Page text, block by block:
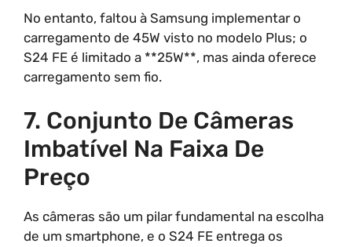
No entanto, faltou à Samsung implementar o
carregamento de 45W visto no modelo Plus; o
S24 FE é limitado a **25W**, mas ainda oferece
carregamento sem fio.
7. Conjunto De Câmeras
Imbatível Na Faixa De
Preço
As câmeras são um pilar fundamental na escolha
de um smartphone, e o S24 FE entrega os